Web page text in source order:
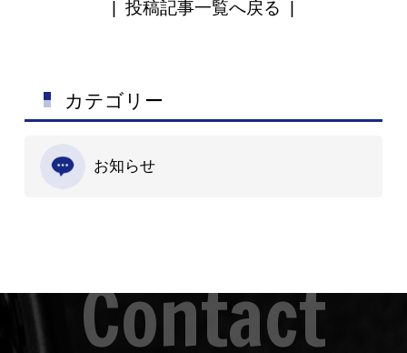
カテゴリー
お知らせ
|投稿記事一覧へ戻る |